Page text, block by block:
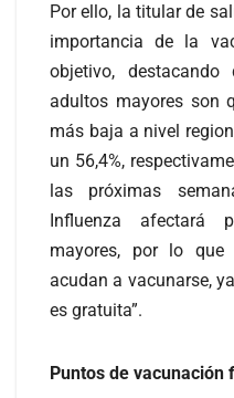
Por ello, la titular de
importancia de la
objetivo,
adultos mayores son
más baja a nivel
un 56,4%,
las próximas
Influenza afectará
mayores, por lo
acudan a vacunarse,
es gratuita”.
Puntos de vacunación